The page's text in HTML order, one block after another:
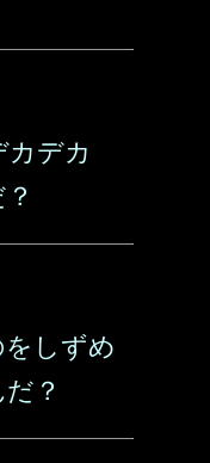
カデカ
しずめ
？